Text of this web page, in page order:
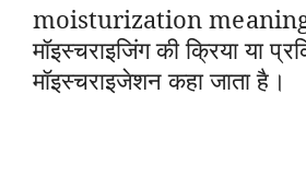
moisturization
मॉइस्चराइजिंग की क्रिया या
मॉइस्चराइजेशन कहा जाता है।